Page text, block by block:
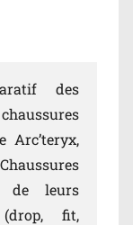
des
de leurs
(drop, fit,